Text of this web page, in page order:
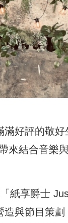
好評的敬好
來結合音樂
紙享爵士
與節目策劃